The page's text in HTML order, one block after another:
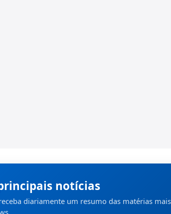
notícias
diariamente um resumo das matérias mais